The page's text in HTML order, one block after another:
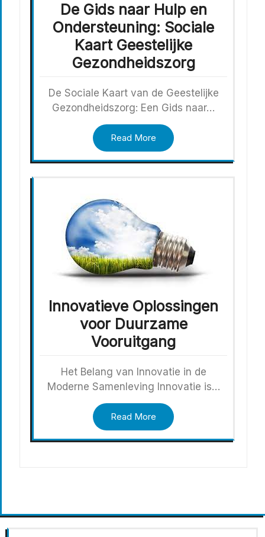
De Gids naar Hulp en
Ondersteuning: Sociale
Kaart Geestelijke
Gezondheidszorg
De Sociale Kaart van de Geestelijke
Gezondheidszorg: Een Gids naar…
Read More
Innovatieve Oplossingen
voor Duurzame
Vooruitgang
Het Belang van Innovatie in de
Moderne Samenleving Innovatie is…
Read More